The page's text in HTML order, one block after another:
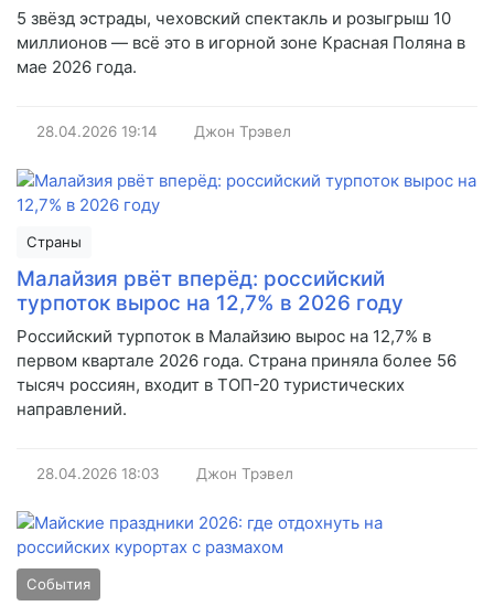
5 звёзд эстрады, чеховский спектакль и розыгрыш 10
миллионов — всё это в игорной зоне Красная Поляна в
мае 2026 года.
28.04.2026 19:14 Джон Трэвел
Страны
Малайзия рвёт вперёд: российский
турпоток вырос на 12,7% в 2026 году
Российский турпоток в Малайзию вырос на 12,7% в
первом квартале 2026 года. Страна приняла более 56
тысяч россиян, входит в ТОП-20 туристических
направлений.
28.04.2026 18:03 Джон Трэвел
События